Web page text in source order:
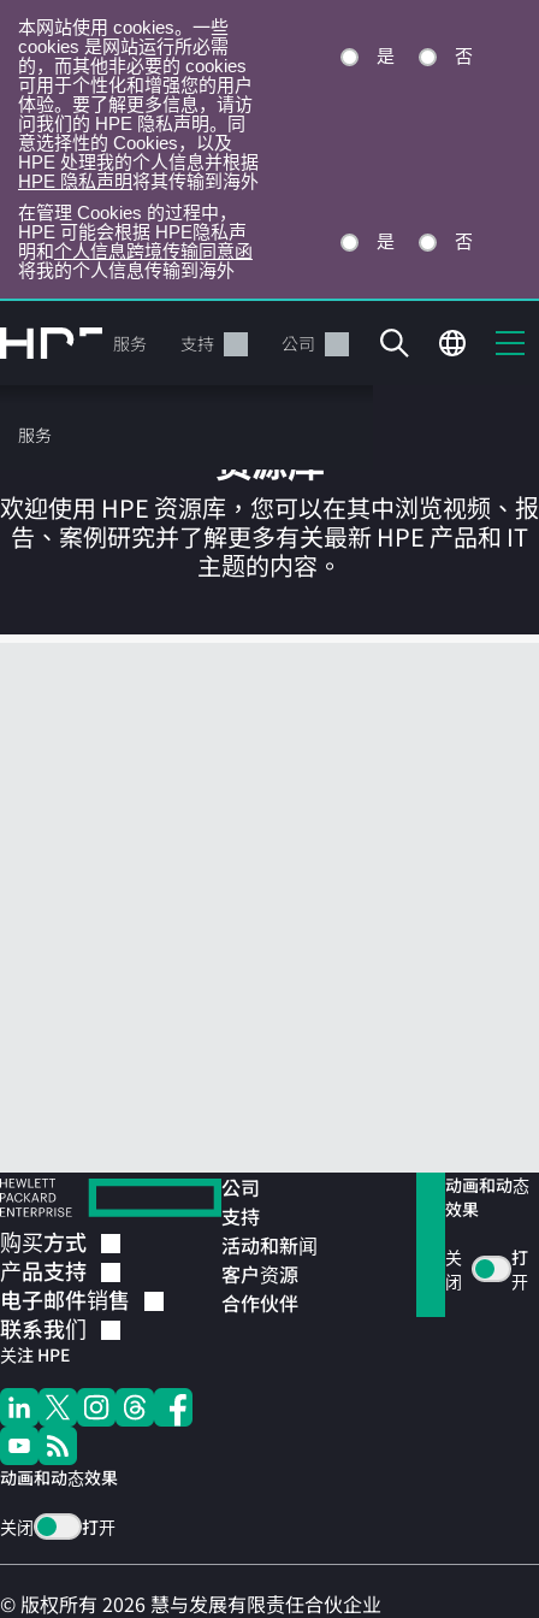
本网站使用 cookies。一些
cookies 是网站运行所必需
的，而其他非必要的 cookies
可用于个性化和增强您的用户
体验。要了解更多信息，请访
问我们的 HPE 隐私声明。同
意选择性的 Cookies，以及
HPE 处理我的个人信息并根据
HPE 隐私声明将其传输到海外
是 否
在管理 Cookies 的过程中，
HPE 可能会根据 HPE隐私声
明和个人信息跨境传输同意函
将我的个人信息传输到海外
是 否
转
到
目
录
产品 服务 支持 公司
服务
您的购物车目前是空的
资源库
欢迎使用 HPE 资源库，您可以在其中浏览视频、报
告、案例研究并了解更多有关最新 HPE 产品和 IT
主题的内容。
购买方式
产品支持
电子邮件销售
联系我们
关注 HPE
动画和动态效果
关闭 打开
公司
支持
活动和新闻
客户资源
合作伙伴
动画和动态
效果
关
闭
打
开
© 版权所有 2026 慧与发展有限责任合伙企业